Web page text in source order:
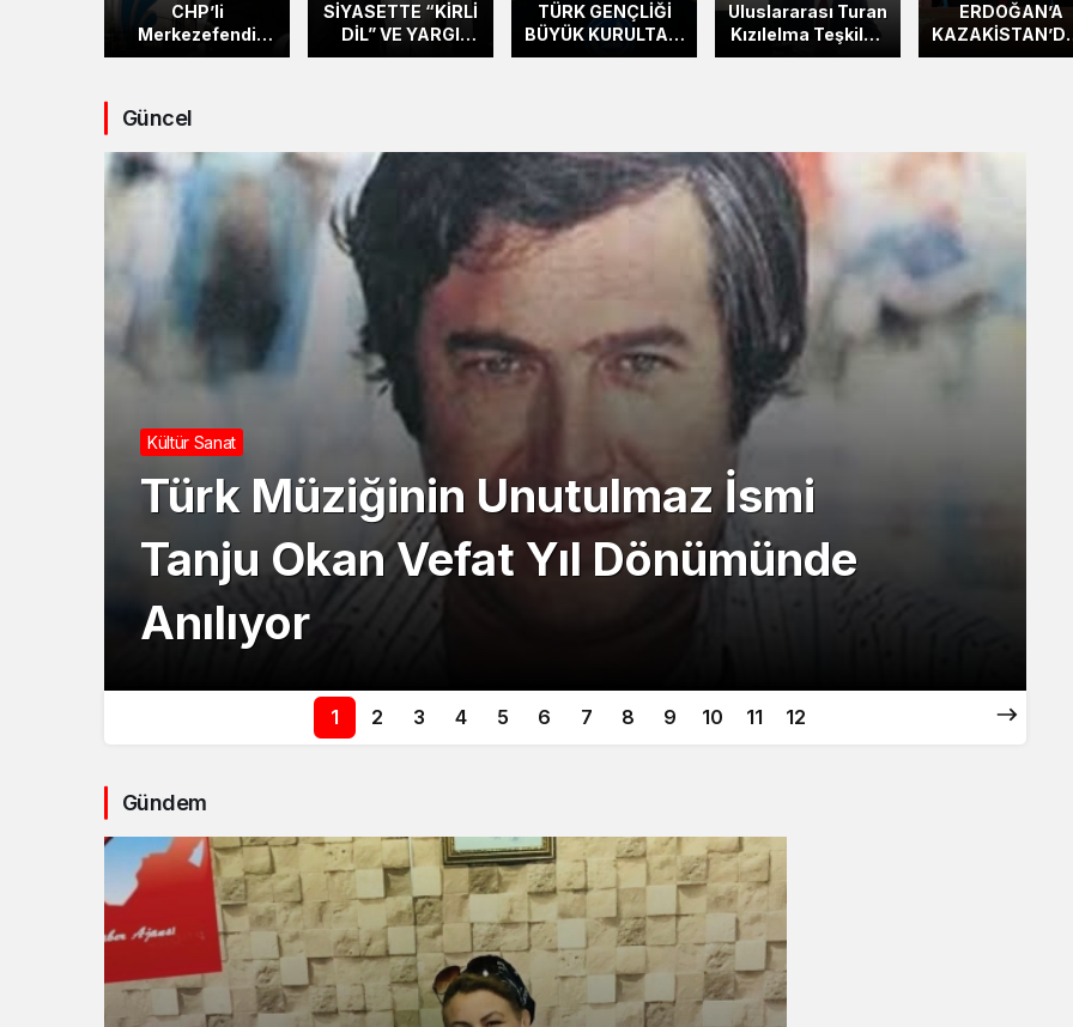
CHP’li
Merkezefendi
Belediyesi’ne
SİYASETTE “KİRLİ
DİL” VE YARGI
HESAPLAŞMASI:
TÜRK GENÇLİĞİ
BÜYÜK KURULTAYI
ANKARA’DA
Uluslararası Turan
Kızılelma Teşkilatı
Genel Başkanı
ERDOĞAN’A
“HOCA
Güncel
Kültür Sanat
Türk Müziğinin Unutulmaz İsmi
Tanju Okan Vefat Yıl Dönümünde
Anılıyor
1 2 3 4 5 6 7 8 9 10 11 12
Gündem